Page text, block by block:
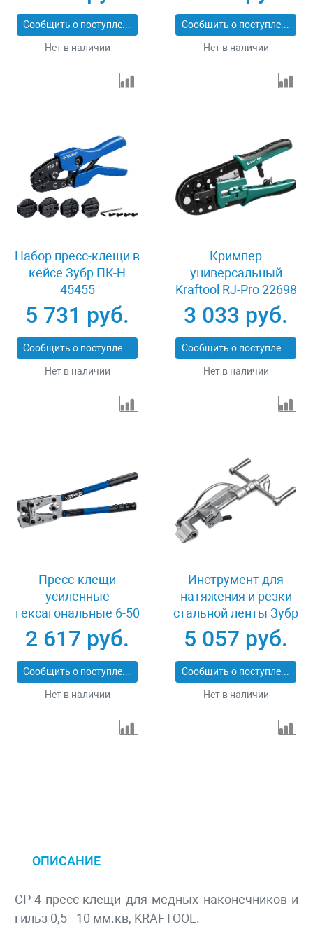
Сообщить о поступлении
Нет в наличии
Сообщить о поступлении
Нет в наличии
Набор пресс-клещи в
кейсе Зубр ПК-Н
45455
5 731 руб.
Сообщить о поступлении
Нет в наличии
Кримпер
универсальный
Kraftool RJ-Pro 22698
3 033 руб.
Сообщить о поступлении
Нет в наличии
Пресс-клещи
усиленные
гексагональные 6-50
мм.кв Зубр 45453
2 617 руб.
Сообщить о поступлении
Нет в наличии
Инструмент для
натяжения и резки
стальной ленты Зубр
ИНВ-20 22627
5 057 руб.
Сообщить о поступлении
Нет в наличии
ОПИСАНИЕ
CP-4 пресс-клещи для медных наконечников и
гильз 0,5 - 10 мм.кв, KRAFTOOL.